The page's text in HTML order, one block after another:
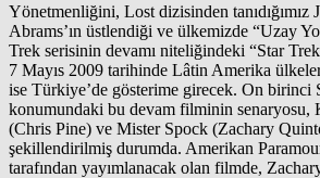
Yönetmenliğini, Lost dizisinden tanıdığımız
Abrams’ın üstlendiği ve ülkemizde “Uzay
Trek serisinin devamı niteliğindeki “Star
7 Mayıs 2009 tarihinde Lâtin Amerika
ise Türkiye’de gösterime girecek. On birinci
konumundaki bu devam filminin senaryosu,
(Chris Pine) ve Mister Spock (Zachary
şekillendirilmiş durumda. Amerikan
tarafından yayımlanacak olan filmde,